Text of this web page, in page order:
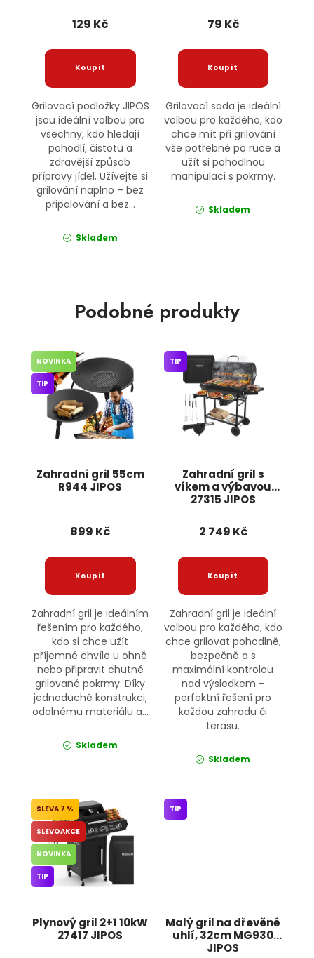
129 Kč
Grilovací podložky JIPOS
jsou ideální volbou pro
všechny, kdo hledají
pohodlí, čistotu a
zdravější způsob
přípravy jídel. Užívejte si
grilování naplno – bez
připalování a bez...
Skladem
79 Kč
Grilovací sada je ideální
volbou pro každého, kdo
chce mít při grilování
vše potřebné po ruce a
užít si pohodlnou
manipulaci s pokrmy.
Skladem
Podobné produkty
Zahradní gril 55cm
R944 JIPOS
NOVINKA
TIP
899 Kč
Zahradní gril je ideálním
řešením pro každého,
kdo si chce užít
příjemné chvíle u ohně
nebo připravit chutné
grilované pokrmy. Díky
jednoduché konstrukci,
odolnému materiálu a...
Skladem
Zahradní gril s
víkem a výbavou
27315 JIPOS
TIP
2 749 Kč
Zahradní gril je ideální
volbou pro každého, kdo
chce grilovat pohodlně,
bezpečně a s
maximální kontrolou
nad výsledkem –
perfektní řešení pro
každou zahradu či
terasu.
Skladem
Plynový gril 2+1 10kW
27417 JIPOS
7 %
SLEVOAKCE
NOVINKA
TIP
Malý gril na dřevěné
uhlí, 32cm MG930
JIPOS
TIP